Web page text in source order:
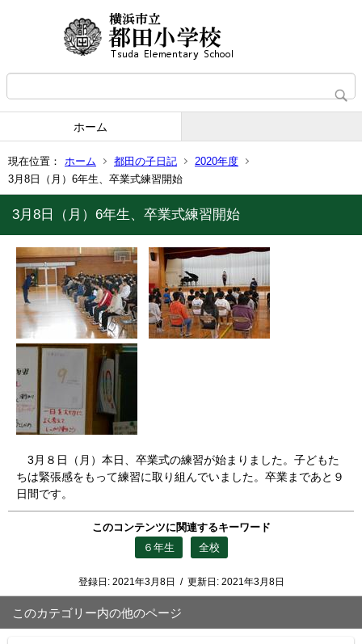
ホーム
現在位置： ホーム 都田の子日記
2020年度
3月8日（月）6年生、卒業式練習開始
3月8日（月）6年生、卒業式練習開始
3月８日（月）本日、卒業式の練習が始まりました。子どもた
ちは緊張感をもって練習に取り組んでいました。卒業まであと９
日間です。
このコンテンツに関連するキーワード
６年生
全校
登録日: 2021年3月8日 / 更新日: 2021年3月8日
このカテゴリー内の他のページ